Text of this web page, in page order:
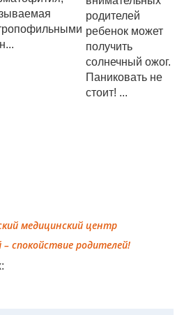
родителей
ребенок может
получить
солнечный ожог.
Паниковать не
стоит! ...
медицинский центр
– спокойствие родителей!